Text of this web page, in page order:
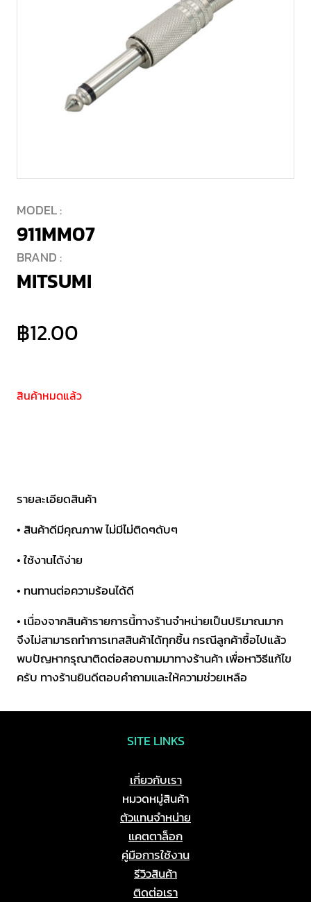
MODEL :
911MM07
BRAND :
MITSUMI
฿12.00
สินค้าหมดแล้ว
รายละเอียดสินค้า
• สินค้าดีมีคุณภาพ ไม่มีไม่ติดๆดับๆ
• ใช้งานได้ง่าย
• ทนทานต่อความร้อนได้ดี
• เนื่องจากสินค้ารายการนี้ทางร้านจำหน่ายเป็นปริมาณมาก
จึงไม่สามารถทำการเทสสินค้าได้ทุกชิ้น กรณีลูกค้าซื้อไปแล้ว
พบปัญหากรุณาติดต่อสอบถามมาทางร้านค้า เพื่อหาวิธีแก้ไข
ครับ ทางร้านยินดีตอบคำถามและให้ความช่วยเหลือ
SITE LINKS
เกี่ยวกับเรา
หมวดหมู่สินค้า
ตัวแทนจำหน่าย
แคตตาล็อก
คู่มือการใช้งาน
รีวิวสินค้า
ติดต่อเรา